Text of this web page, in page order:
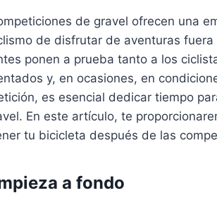
de gravel ofrecen una
de disfrutar de aventuras
ponen a prueba tanto a los
y, en ocasiones, en
es esencial dedicar tiempo
En este artículo, te
tu bicicleta después de las
a fondo